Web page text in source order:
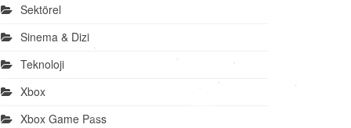
Sektörel
Sinema & Dizi
Teknoloji
Xbox
Xbox Game Pass